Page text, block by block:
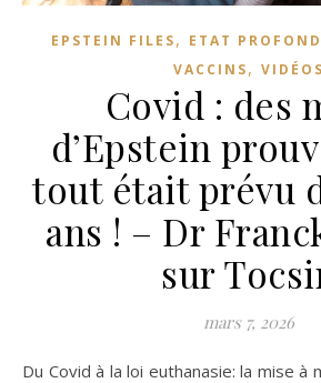
EPSTEIN FILES, ETAT PROFOND
VACCINS, VIDÉOS
Covid : des
d’Epstein
tout était prévu
ans ! – Dr
sur
mars 7, 2026
Du Covid à la loi euthanasie: la mise à mort sur ordonnance